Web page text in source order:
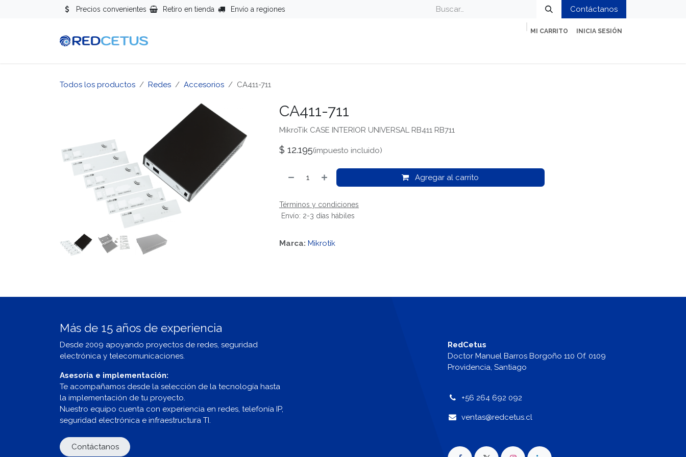
Precios convenientes Retiro en tienda Envío a regiones Contáctanos
MI CARRITO INICIA SESIÓN
Todos los productos Redes Accesorios CA411-711
CA411-711
MikroTik CASE INTERIOR UNIVERSAL RB411 RB711
$ 12.195(impuesto incluido)
Agregar al carrito
Términos y condiciones
Envío: 2-3 días hábiles
Marca: Mikrotik
Más de 15 años de experiencia
Desde 2009 apoyando proyectos de redes, seguridad
electrónica y telecomunicaciones.
Asesoría e implementación:
Te acompañamos desde la selección de la tecnología hasta
la implementación de tu proyecto.
Nuestro equipo cuenta con experiencia en redes, telefonía IP,
seguridad electrónica e infraestructura TI.
Contáctanos
RedCetus
Doctor Manuel Barros Borgoño 110 Of. 0109
Providencia, Santiago
+56 264 692 092
ventas@redcetus.cl